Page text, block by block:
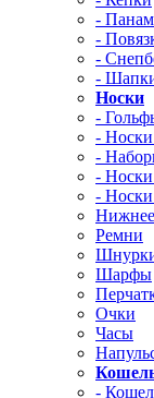
-
-
-
-
Носки
-
-
-
-
- Носки
Нижнее
Ремни
Шарфы
Очки
Часы
-